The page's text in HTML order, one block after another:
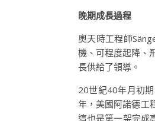
晚期成長過程
奧天時工程師
機、可程度起降、
長供給了領導。
20世紀40年月初
年，美國阿諾德工
這也是第一架完成